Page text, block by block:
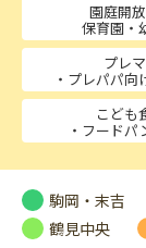
園庭開
保育園・
プレ
・プレパパ向
こども
・フードパ
駒岡・末吉
鶴見中央